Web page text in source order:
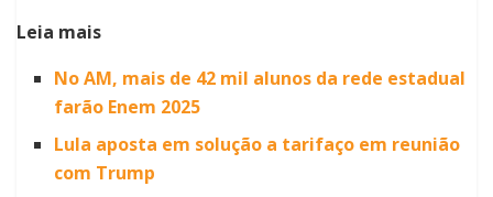
Leia mais
No AM, mais de 42 mil alunos da rede estadual
farão Enem 2025
Lula aposta em solução a tarifaço em reunião
com Trump